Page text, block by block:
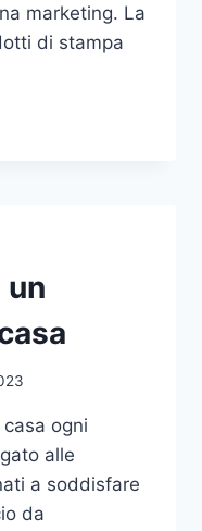
marketing. La
di stampa
un
ogni
alle
a soddisfare
da